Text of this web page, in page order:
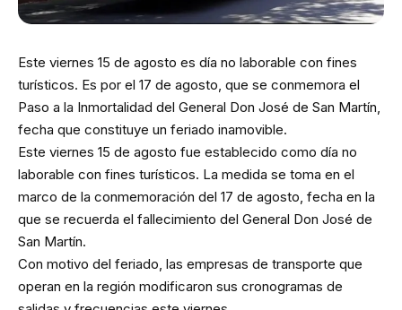
Este viernes 15 de agosto es día no laborable con fines
turísticos. Es por el 17 de agosto, que se conmemora el
Paso a la Inmortalidad del General Don José de San Martín,
fecha que constituye un feriado inamovible.
Este viernes 15 de agosto fue establecido como día no
laborable con fines turísticos. La medida se toma en el
marco de la conmemoración del 17 de agosto, fecha en la
que se recuerda el fallecimiento del General Don José de
San Martín.
Con motivo del feriado, las empresas de transporte que
operan en la región modificaron sus cronogramas de